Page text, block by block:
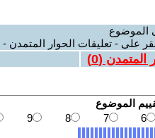
الموضوع
على - تعليقات الحوار المتمدن -
المتمدن (0
)